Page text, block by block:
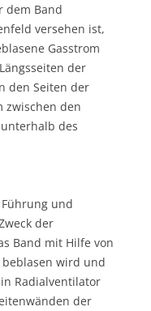
dem Band
versehen ist,
Gasstrom
der
den Seiten der
zwischen den
des
und
der
Band mit Hilfe von
wird und
Radialventilator
der